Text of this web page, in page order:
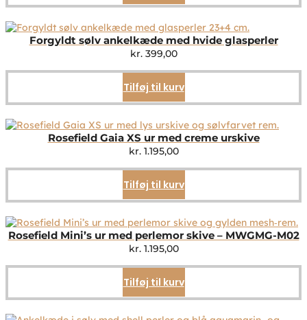
Forgyldt sølv ankelkæde med hvide glasperler
kr.399,00
Tilføj til kurv
Rosefield Gaia XS ur med creme urskive
kr.1.195,00
Tilføj til kurv
Rosefield Mini’s ur med perlemor skive – MWGMG-M02
kr.1.195,00
Tilføj til kurv